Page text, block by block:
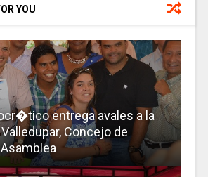
YOU
entrega avales a la
Concejo de